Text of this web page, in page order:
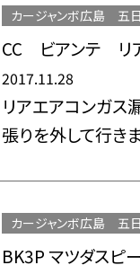
カージャンボ広島 五
CC ビアンテ リ
2017.11.28
リアエアコンガス
張りを外して行き
カージャンボ広島 五
BK3P マツダスピ